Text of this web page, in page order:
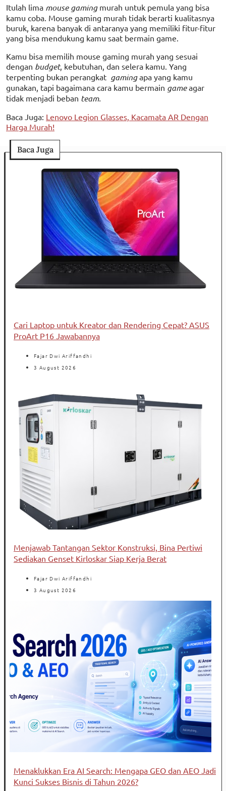
Itulah lima mouse gaming murah untuk pemula yang bisa
kamu coba. Mouse gaming murah tidak berarti kualitasnya
buruk, karena banyak di antaranya yang memiliki fitur-fitur
yang bisa mendukung kamu saat bermain game.
Kamu bisa memilih mouse gaming murah yang sesuai
dengan budget, kebutuhan, dan selera kamu. Yang
terpenting bukan perangkat gamingapa yang kamu
gunakan, tapi bagaimana cara kamu bermain gameagar
tidak menjadi beban team.
Baca Juga: Lenovo Legion Glasses, Kacamata AR Dengan
Harga Murah!
Baca Juga
Cari Laptop untuk Kreator dan Rendering Cepat? ASUS
ProArt P16 Jawabannya
Fajar Dwi Ariffandhi
3 August 2026
Menjawab Tantangan Sektor Konstruksi, Bina Pertiwi
Sediakan Genset Kirloskar Siap Kerja Berat
Fajar Dwi Ariffandhi
3 August 2026
Menaklukkan Era AI Search: Mengapa GEO dan AEO Jadi
Kunci Sukses Bisnis di Tahun 2026?